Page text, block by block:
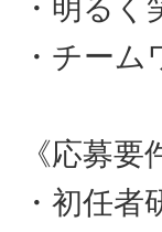
・明る
・チー
《応募要
・初任